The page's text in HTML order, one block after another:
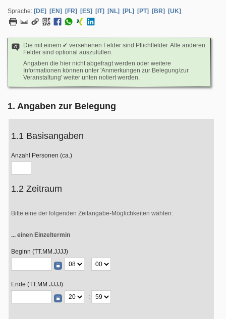
Sprache: [DE] [EN] [FR] [ES] [IT] [NL] [PL] [PT] [BR] [UK]
Die mit einem ✔ versehenen Felder sind Pflichtfelder. Alle anderen
Felder sind optional auszufüllen.
Angaben die hier nicht abgefragt werden oder weitere
Informationen können unter 'Anmerkungen zur Belegung/zur
Veranstaltung' weiter unten notiert werden.
1. Angaben zur Belegung
1.1 Basisangaben
Anzahl Personen (ca.)
1.2 Zeitraum
Bitte eine der folgenden Zeitangabe-Möglichkeiten wählen:
... einen Einzeltermin
Beginn (TT.MM.JJJJ)
:
Ende (TT.MM.JJJJ)
: